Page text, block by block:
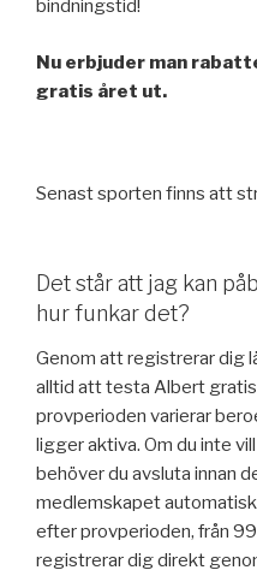
bindningstid!
Nu erbjuder man
gratis året ut.
Senast sporten finns att
Det står att jag kan
hur funkar det?
Genom att registrerar dig
alltid att testa Albert
provperioden varierar
ligger aktiva. Om du inte
behöver du avsluta innan
medlemskapet
efter provperioden, från
registrerar dig direkt